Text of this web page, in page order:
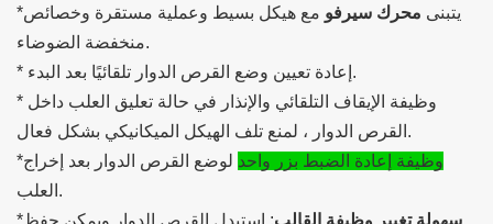
*يتبنى محرك سيرفو مع هيكل بسيط وعملية مستقرة وخصائص
منخفضة الضوضاء.
* إعادة تعيين وضع القرص الدوار تلقائيًا بعد البدء.
* وظيفة الإيقاف التلقائي والإنذار في حالة تعليق العلب داخل
القرص الدوار ، لمنع تلف الهيكل الميكانيكي بشكل فعال.
*
وظيفة إعادة الضبط بزر واحد لوضع القرص الدوار بعد إخراج
العلب.